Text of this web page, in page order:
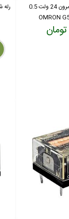
رله شیشه ای مینیاتوری امرون 24 ولت 0.5